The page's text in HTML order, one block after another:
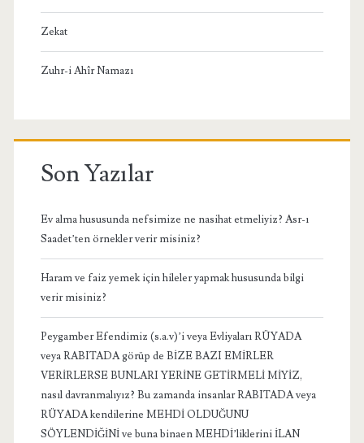
Zekat
Zuhr-i Ahîr Namazı
Son Yazılar
Ev alma hususunda nefsimize ne nasihat etmeliyiz? Asr-ı
Saadet’ten örnekler verir misiniz?
Haram ve faiz yemek için hileler yapmak hususunda bilgi
verir misiniz?
Peygamber Efendimiz (s.a.v)’i veya Evliyaları RÜYADA
veya RABITADA görüp de BİZE BAZI EMİRLER
VERİRLERSE BUNLARI YERİNE GETİRMELİ MİYİZ,
nasıl davranmalıyız? Bu zamanda insanlar RABITADA veya
RÜYADA kendilerine MEHDİ OLDUĞUNU
SÖYLENDİĞİNİ ve buna binaen MEHDİ’liklerini İLAN